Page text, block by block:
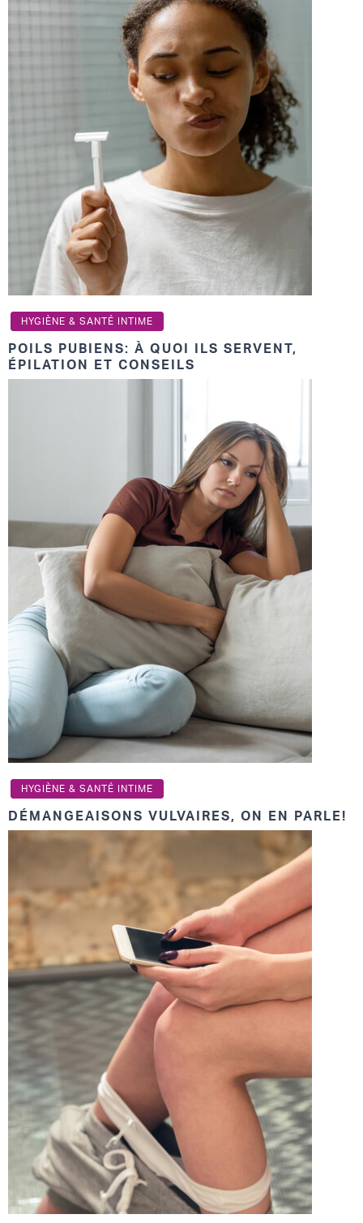
HYGIÈNE & SANTÉ INTIME
POILS PUBIENS: À QUOI ILS SERVENT,
ÉPILATION ET CONSEILS
HYGIÈNE & SANTÉ INTIME
DÉMANGEAISONS VULVAIRES, ON EN PARLE!